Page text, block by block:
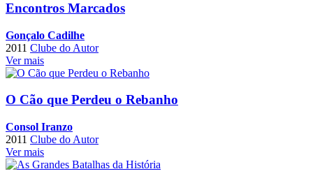
Encontros Marcados
Gonçalo Cadilhe
2011 Clube do Autor
Ver mais
O Cão que Perdeu o Rebanho
Consol Iranzo
2011 Clube do Autor
Ver mais